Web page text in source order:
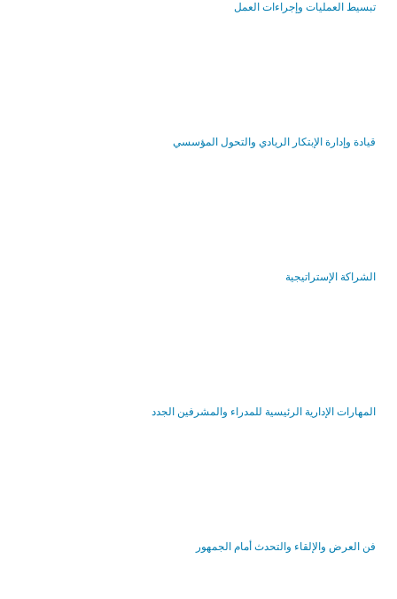
تبسيط العمليات وإجراءات العمل
قيادة وإدارة الإبتكار الريادي والتحول المؤسسي
الشراكة الإستراتيجية
المهارات الإدارية الرئيسية للمدراء والمشرفين الجدد
فن العرض والإلقاء والتحدث أمام الجمهور